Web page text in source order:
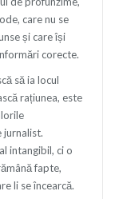
care nu se
și care își
corecte.
să ia locul
rațiunea, este
jurnalist.
intangibil, ci o
fapte,
li se încearcă.